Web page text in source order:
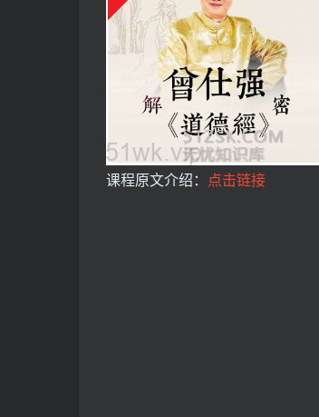
课程原文介绍： 点击链接